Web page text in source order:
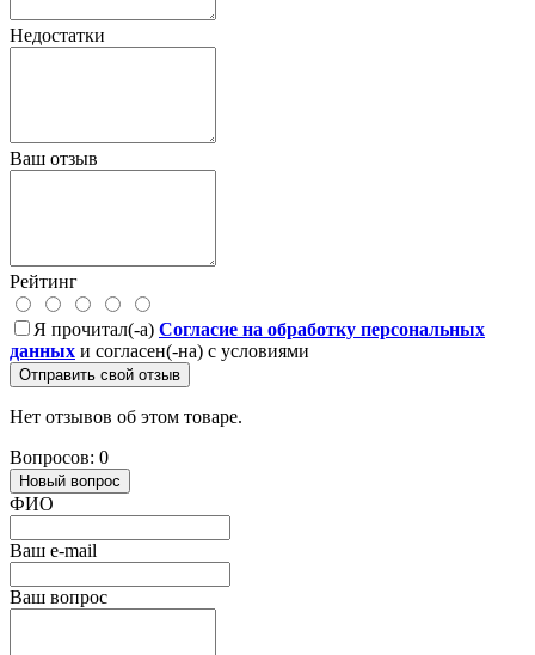
Недостатки
Ваш отзыв
Рейтинг
Я прочитал(-а) Согласие на обработку персональных
данных и согласен(-на) с условиями
Отправить свой отзыв
Нет отзывов об этом товаре.
Вопросов: 0
Новый вопрос
ФИО
Ваш e-mail
Ваш вопрос